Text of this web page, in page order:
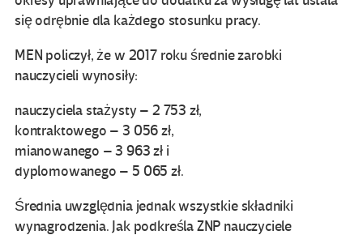
się odrębnie dla każdego stosunku pracy.
MEN policzył, że w 2017 roku średnie zarobki
nauczycieli wynosiły:
nauczyciela stażysty – 2 753 zł,
kontraktowego – 3 056 zł,
mianowanego – 3 963 zł i
dyplomowanego – 5 065 zł.
Średnia uwzględnia jednak wszystkie składniki
wynagrodzenia. Jak podkreśla ZNP nauczyciele